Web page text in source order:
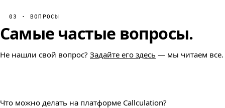
03 · ВОПРОСЫ
Самые частые вопросы.
Не нашли свой вопрос? Задайте его здесь — мы читаем все.
Что можно делать на платформе Callculation?